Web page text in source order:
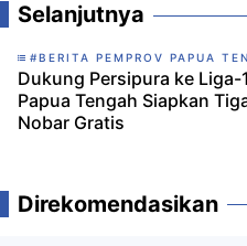
Selanjutnya
#BERITA PEMPROV PAPUA
Dukung Persipura ke Liga-
Papua Tengah Siapkan
Nobar Gratis
Direkomendasikan